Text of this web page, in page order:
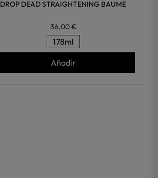
DROP DEAD STRAIGHTENING BAUME
36,00 €
178ml
Añadir